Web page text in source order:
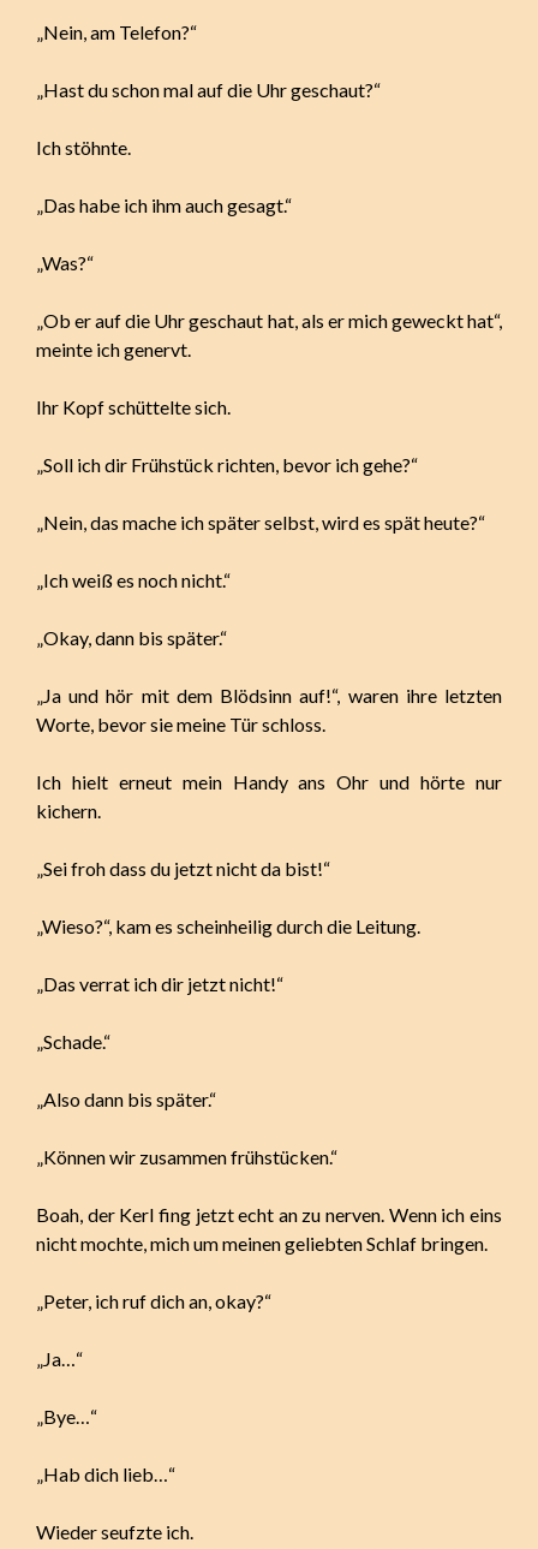
„Nein, am Telefon?“
„Hast du schon mal auf die Uhr geschaut?“
Ich stöhnte.
„Das habe ich ihm auch gesagt.“
„Was?“
„Ob er auf die Uhr geschaut hat, als er mich geweckt hat“,
meinte ich genervt.
Ihr Kopf schüttelte sich.
„Soll ich dir Frühstück richten, bevor ich gehe?“
„Nein, das mache ich später selbst, wird es spät heute?“
„Ich weiß es noch nicht.“
„Okay, dann bis später.“
„Ja und hör mit dem Blödsinn auf!“, waren ihre letzten
Worte, bevor sie meine Tür schloss.
Ich hielt erneut mein Handy ans Ohr und hörte nur
kichern.
„Sei froh dass du jetzt nicht da bist!“
„Wieso?“, kam es scheinheilig durch die Leitung.
„Das verrat ich dir jetzt nicht!“
„Schade.“
„Also dann bis später.“
„Können wir zusammen frühstücken.“
Boah, der Kerl fing jetzt echt an zu nerven. Wenn ich eins
nicht mochte, mich um meinen geliebten Schlaf bringen.
„Peter, ich ruf dich an, okay?“
„Ja…“
„Bye…“
„Hab dich lieb…“
Wieder seufzte ich.